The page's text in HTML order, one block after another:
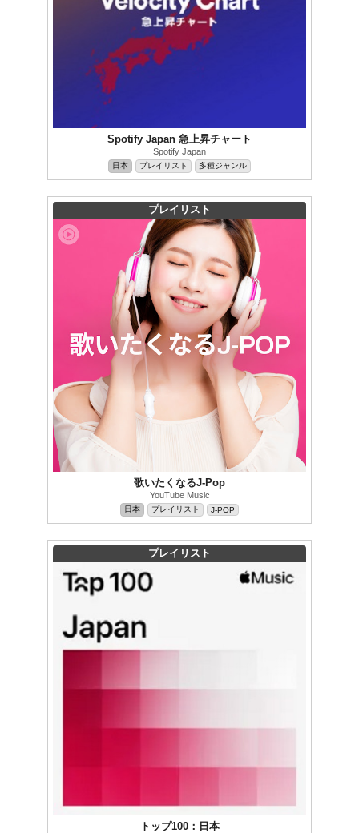
Spotify Japan 急上昇チャート
Spotify Japan
日本 プレイリスト 多種ジャンル
プレイリスト
歌いたくなるJ-Pop
YouTube Music
日本 プレイリスト J-POP
プレイリスト
トップ100：日本